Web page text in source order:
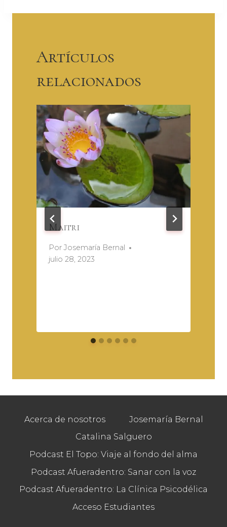
Artículos
relacionados
Maitri
PorJosemaría Bernal
julio 28, 2023
Acerca de nosotros
Josemaría Bernal
Catalina Salguero
Podcast El Topo: Viaje al fondo del alma
Podcast Afueradentro: Sanar con la voz
Podcast Afueradentro: La Clínica Psicodélica
Acceso Estudiantes